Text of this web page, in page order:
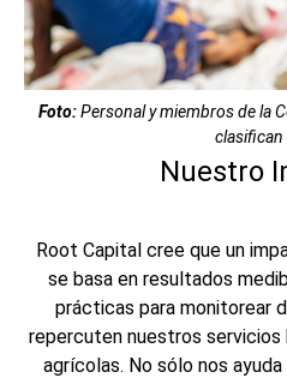
Nuestro
Root Capital cree que un
se basa en resultados
prácticas para monitorear
repercuten nuestros
agrícolas. No sólo nos
Foto:Personal y miembros de la
clasifican